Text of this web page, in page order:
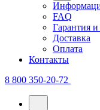
FAQ
Гарантия и
Доставка
Оплата
Контакты
8 800 350-20-72